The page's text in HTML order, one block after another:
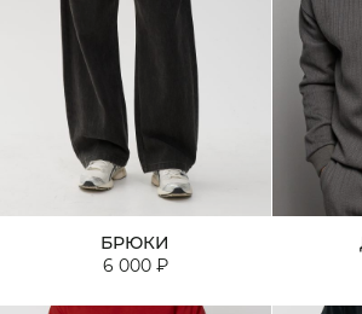
БРЮКИ
6 000 ₽